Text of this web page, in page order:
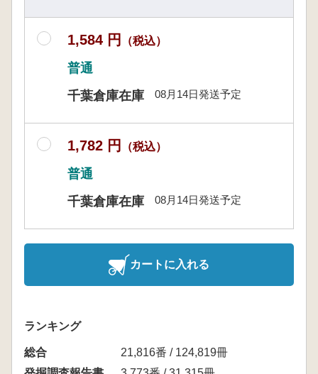
1,584 円 （税込）
普通
千葉倉庫在庫
08月14日発送予定
1,782 円 （税込）
普通
千葉倉庫在庫
08月14日発送予定
カートに入れる
ランキング
総合
21,816番 / 124,819冊